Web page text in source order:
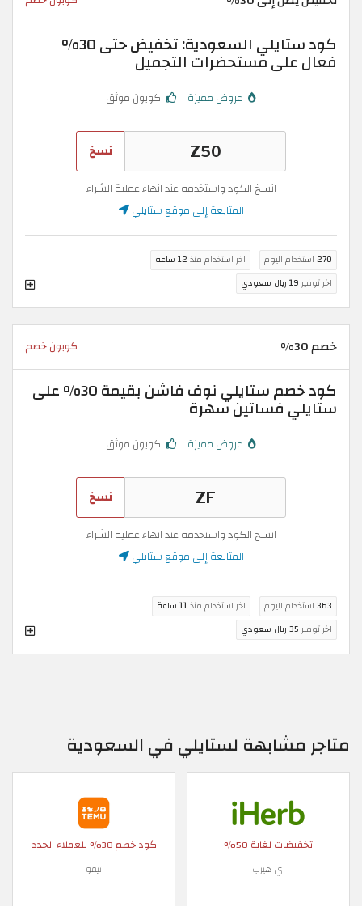
كود ستايلي السعودية: تخفيض حتى 30%
فعال على مستحضرات التجميل
عروض مميزة كوبون موثق
نسخ
انسخ الكود واستخدمه عند انهاء عملية الشراء
المتابعة إلى موقع ستايلي
270 استخدام اليوم اخر استخدام منذ 12 ساعة
اخر توفير 19 ريال سعودي
خصم 30% كوبون خصم
كود خصم ستايلي نوف فاشن بقيمة 30% على
ستايلي فساتين سهرة
عروض مميزة كوبون موثق
نسخ
انسخ الكود واستخدمه عند انهاء عملية الشراء
المتابعة إلى موقع ستايلي
363 استخدام اليوم اخر استخدام منذ11 ساعة
اخر توفير 35 ريال سعودي
متاجر مشابهة لستايلي في السعودية
تخفيضات لغاية 50%
اي هيرب
كود خصم 30% للعملاء الجدد
تيمو